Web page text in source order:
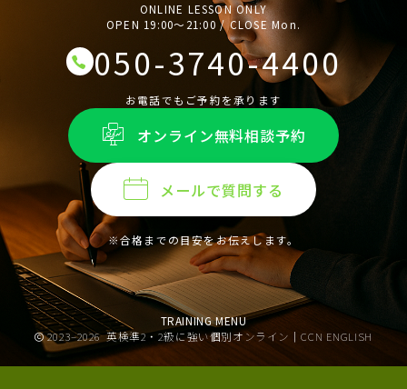
ONLINE LESSON ONLY
OPEN 19:00〜21:00 / CLOSE Mon.
050-3740-4400
お電話でもご予約を承ります
オンライン無料相談予約
メールで質問する
※合格までの目安をお伝えします。
TRAINING MENU
2023–2026 英検準2・2級に強い個別オンライン｜CCN ENGLISH